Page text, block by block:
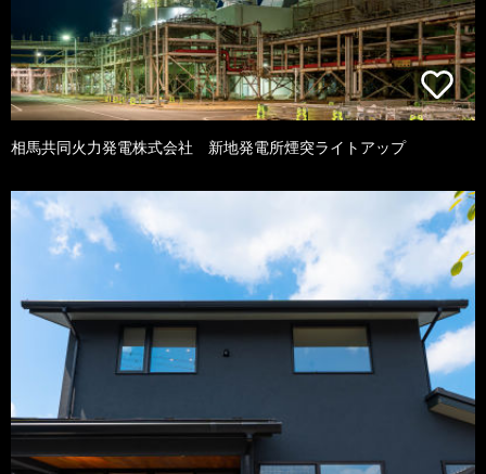
相馬共同火力発電株式会社 新地発電所煙突ライトアップ